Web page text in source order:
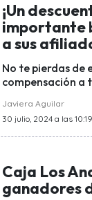
¡Un
importante
a sus
No te pierdas de
compensación a
Javiera Aguilar
30 julio, 2024 a las 10:19
Caja Los
ganadores